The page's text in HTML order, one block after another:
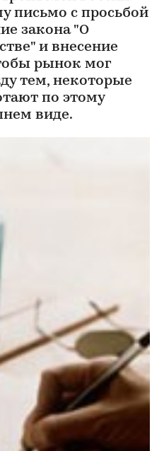
письмо с просьбой
закона "О
и внесение
рынок мог
тем, некоторые
по этому
виде.